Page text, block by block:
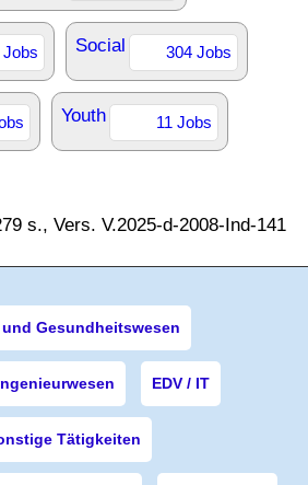
Jobs Social 304 Jobs
Youth 11 Jobs
s., Vers. V.2025-d-2008-Ind-141
Gesundheitswesen
EDV / IT
Tätigkeiten